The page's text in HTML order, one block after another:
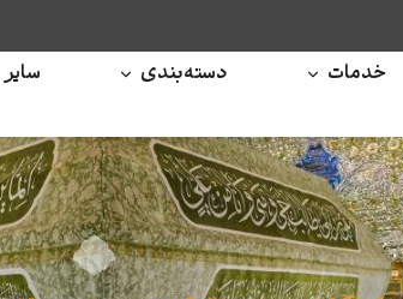
خدمات دسته‌بندی سایر